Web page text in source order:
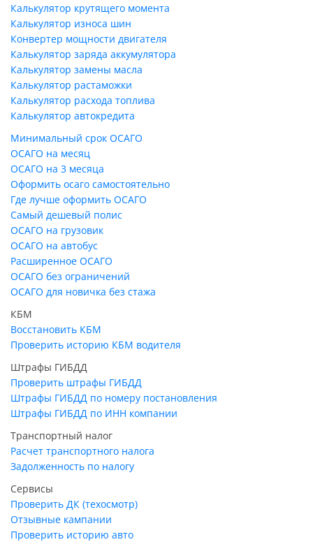
Калькулятор крутящего момента
Калькулятор износа шин
Конвертер мощности двигателя
Калькулятор заряда аккумулятора
Калькулятор замены масла
Калькулятор растаможки
Калькулятор расхода топлива
Калькулятор автокредита
Минимальный срок ОСАГО
ОСАГО на месяц
ОСАГО на 3 месяца
Оформить осаго самостоятельно
Где лучше оформить ОСАГО
Самый дешевый полис
ОСАГО на грузовик
ОСАГО на автобус
Расширенное ОСАГО
ОСАГО без ограничений
ОСАГО для новичка без стажа
КБМ
Восстановить КБМ
Проверить историю КБМ водителя
Штрафы ГИБДД
Проверить штрафы ГИБДД
Штрафы ГИБДД по номеру постановления
Штрафы ГИБДД по ИНН компании
Транспортный налог
Расчет транспортного налога
Задолженность по налогу
Сервисы
Проверить ДК (техосмотр)
Отзывные кампании
Проверить историю авто